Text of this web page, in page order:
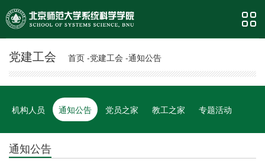
党建工会 首页 -党建工会 -通知公告
机构人员 通知公告 党员之家 教工之家 专题活动
通知公告